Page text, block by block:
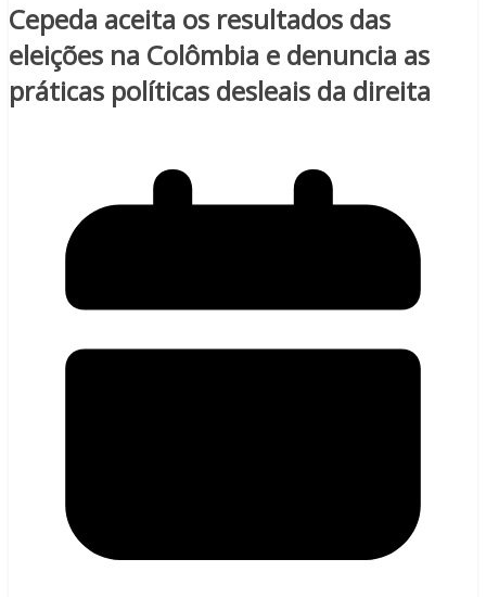
Cepeda aceita os resultados das
eleições na Colômbia e denuncia as
práticas políticas desleais da direita